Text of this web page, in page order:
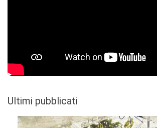
Ultimi pubblicati